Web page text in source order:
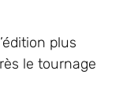
plus
le tournage